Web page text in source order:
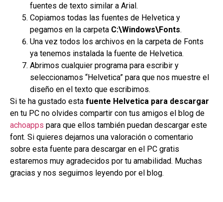
fuentes de texto similar a Arial.
Copiamos todas las fuentes de Helvetica y
pegamos en la carpeta C:\Windows\Fonts.
Una vez todos los archivos en la carpeta de Fonts
ya tenemos instalada la fuente de Helvetica.
Abrimos cualquier programa para escribir y
seleccionamos “Helvetica” para que nos muestre el
diseño en el texto que escribimos.
Si te ha gustado esta fuente Helvetica para descargar
en tu PC no olvides compartir con tus amigos el blog de
achoapps para que ellos también puedan descargar este
font. Si quieres dejarnos una valoración o comentario
sobre esta fuente para descargar en el PC gratis
estaremos muy agradecidos por tu amabilidad. Muchas
gracias y nos seguimos leyendo por el blog.